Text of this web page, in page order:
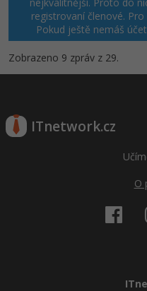
registrovaní členové.
Pokud ještě nemáš
Zobrazeno 9 zpráv z 29.
ITnetwork.cz
O